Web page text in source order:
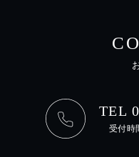
TEL
受付時